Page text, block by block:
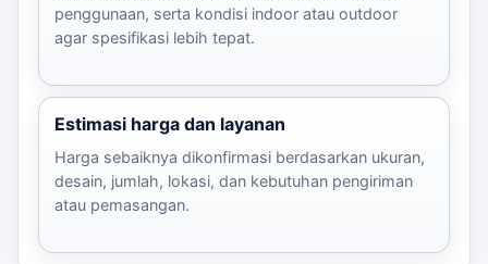
penggunaan, serta kondisi indoor atau outdoor
agar spesifikasi lebih tepat.
Estimasi harga dan layanan
Harga sebaiknya dikonfirmasi berdasarkan ukuran,
desain, jumlah, lokasi, dan kebutuhan pengiriman
atau pemasangan.